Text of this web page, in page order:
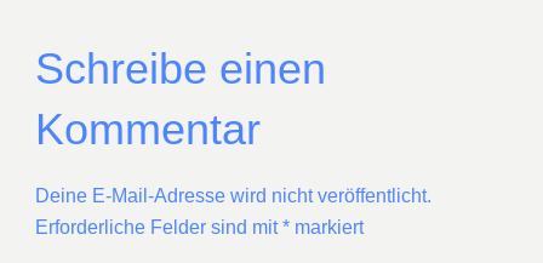
Schreibe einen
Kommentar
Deine E-Mail-Adresse wird nicht veröffentlicht.
Erforderliche Felder sind mit*markiert